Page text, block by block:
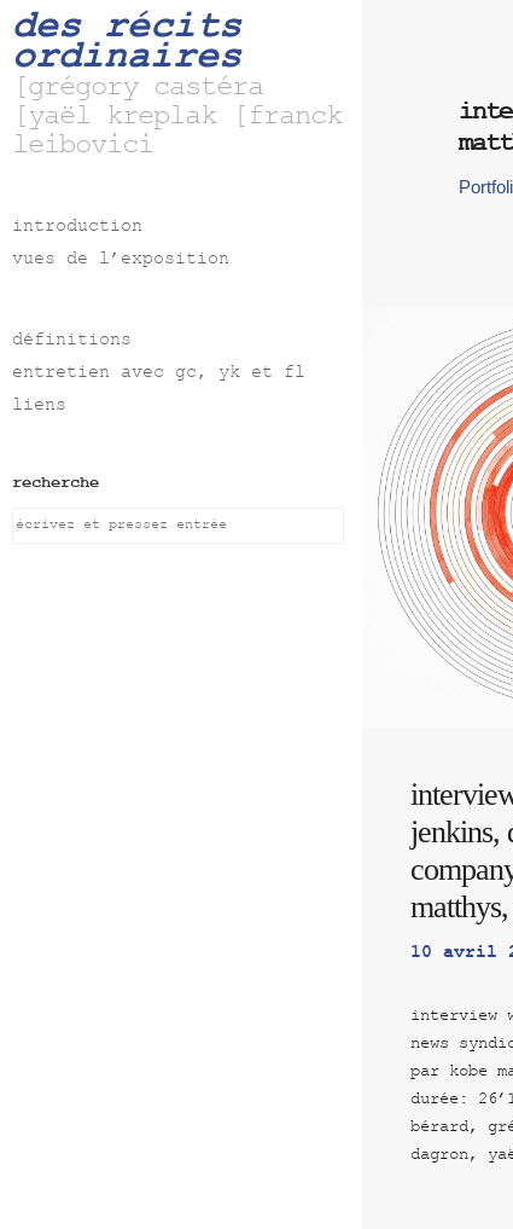
des récits
ordinaires
[grégory castéra
[yaël kreplak [franck
leibovici
introduction
vues de l’exposition
définitions
entretien avec gc, yk et fl
liens
recherche
jenkins,
10 avril
interview
news
par kobe
durée:
bérard,
dagron,